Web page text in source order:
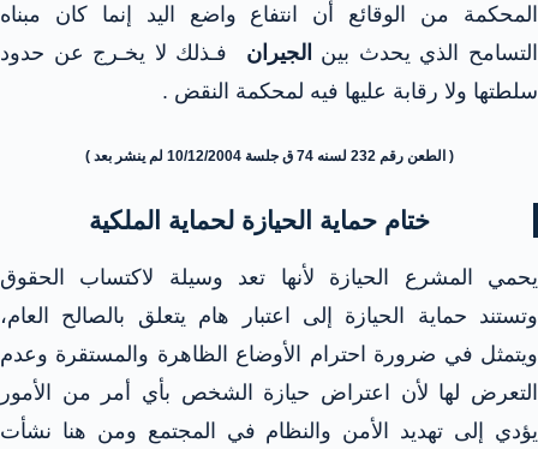
المحكمة من الوقائع أن انتفاع واضع اليد إنما كان مبناه
التسامح الذي يحدث بين
الجيران فـذلك لا يخـرج عن حدود
سلطتها ولا رقابة عليها فيه لمحكمة النقض .
( الطعن رقم 232 لسنه 74 ق جلسة 10/12/2004 لم ينشر بعد )
ختام حماية الحيازة لحماية الملكية
يحمي المشرع الحيازة لأنها تعد وسيلة لاكتساب الحقوق
وتستند حماية الحيازة إلى اعتبار هام يتعلق بالصالح العام،
ويتمثل في ضرورة احترام الأوضاع الظاهرة والمستقرة وعدم
التعرض لها لأن اعتراض حيازة الشخص بأي أمر من الأمور
يؤدي إلى تهديد الأمن والنظام في المجتمع ومن هنا نشأت